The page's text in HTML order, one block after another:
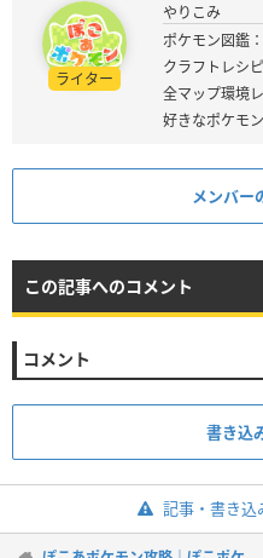
ライター
やりこみ
ポケモン図鑑
クラフトレシ
全マップ環境
好きなポケモ
メンバー
この記事へのコメント
コメント
書き込
記事・書き込